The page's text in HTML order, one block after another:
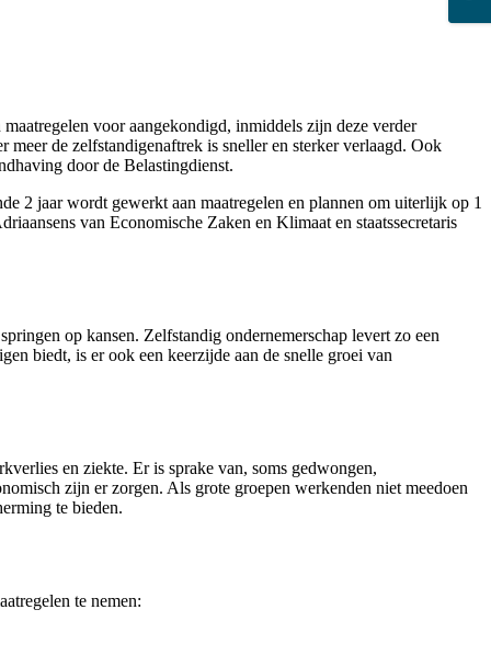
voor aangekondigd, inmiddels zijn deze verder
de zelfstandigenaftrek is sneller en sterker verlaagd. Ook
door de Belastingdienst.
2 jaar wordt gewerkt aan maatregelen en plannen om uiterlijk op 1
van Economische Zaken en Klimaat en staatssecretaris
op kansen. Zelfstandig ondernemerschap levert zo een
biedt, is er ook een keerzijde aan de snelle groei van
en ziekte. Er is sprake van, soms gedwongen,
zijn er zorgen. Als grote groepen werkenden niet meedoen
te bieden.
te nemen: